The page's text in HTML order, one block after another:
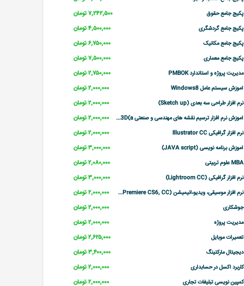
پکیج جامع حقوق ۷,۲۴۲,۵۰۰ تومان
پکیج جامع گردشگری ۴,۵۰۰,۰۰۰ تومان
پکیج جامع مکانیک ۶,۷۵۰,۰۰۰ تومان
پکیج جامع معماری ۷,۵۰۰,۰۰۰ تومان
مدیریت پروژه و استاندارد PMBOK ۲,۷۵۰,۰۰۰ تومان
آموزش سیستم عامل Windows8 ۲,۰۰۰,۰۰۰ تومان
نرم افزار طراحی سه بعدی (Sketch up) ۲,۰۰۰,۰۰۰ تومان
آموزش نرم افزار ترسیم نقشه های مهندسی و صنعتی 3D(a... ۲,۰۰۰,۰۰۰ تومان
نرم افزار گرافیکی Illustrator CC ۲,۰۰۰,۰۰۰ تومان
آموزش برنامه نویسی (JAVA script) ۳,۰۰۰,۰۰۰ تومان
MBA علوم تربیتی ۲,۰۸۰,۰۰۰ تومان
نرم افزار گرافیکی (Lightroom CC) ۳,۰۰۰,۰۰۰ تومان
نرم افزار موسیقی، ویدیو،انیمیشن (Premiere CS6, CC... ۲,۰۰۰,۰۰۰ تومان
جوشکاری ۲,۰۰۰,۰۰۰ تومان
مدیریت پروژه ۲,۰۰۰,۰۰۰ تومان
تعمیرات موبایل ۲,۶۲۵,۰۰۰ تومان
دیجیتال مارکتینگ ۳,۴۰۰,۰۰۰ تومان
کاربرد اکسل در حسابداری ۲,۰۰۰,۰۰۰ تومان
کمپین نویسی تبلیغات تجاری ۲,۰۰۰,۰۰۰ تومان